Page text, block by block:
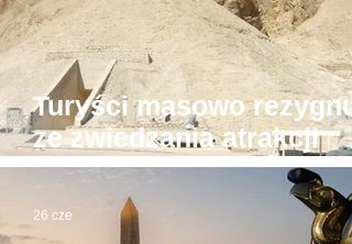
Turyści masowo
ze zwiedzania atrakcji
Luksoru. Powód?
26 cze